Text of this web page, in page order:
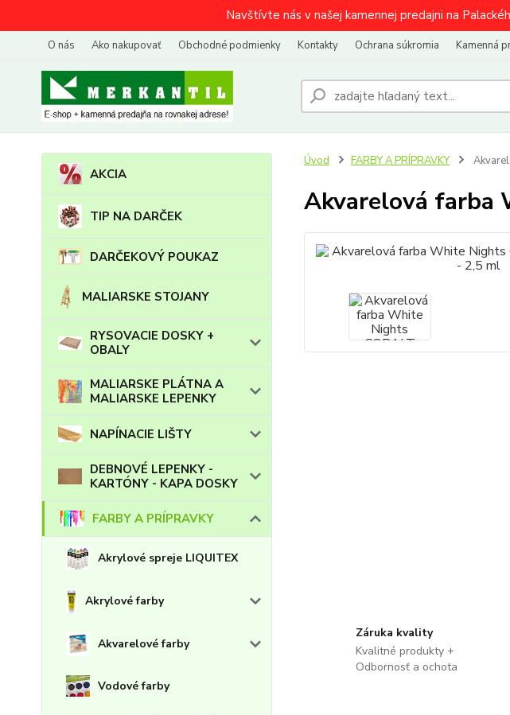
Navštívte nás v našej kamennej predajni na
O nás Ako nakupovať Obchodné podmienky Kontakty Ochrana súkromia Kamenná
AKCIA
TIP NA DARČEK
DARČEKOVÝ POUKAZ
MALIARSKE STOJANY
RYSOVACIE DOSKY +
OBALY
MALIARSKE PLÁTNA A
MALIARSKE LEPENKY
NAPÍNACIE LIŠTY
DEBNOVÉ LEPENKY -
KARTÓNY - KAPA DOSKY
FARBY A PRÍPRAVKY
Akrylové spreje LIQUITEX
Akrylové farby
Akvarelové farby
Vodové farby
Úvod FARBY A PRÍPRAVKY
Akvarelová farba
Záruka kvality
Kvalitné produkty +
Odbornosť a ochota